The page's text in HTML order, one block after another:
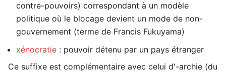
contre-pouvoirs) correspondant à un modèle
politique où le blocage devient un mode de non-
gouvernement (terme de Francis Fukuyama)
xénocratie : pouvoir détenu par un pays étranger
Ce suffixe est complémentaire avec celui d'-archie (du